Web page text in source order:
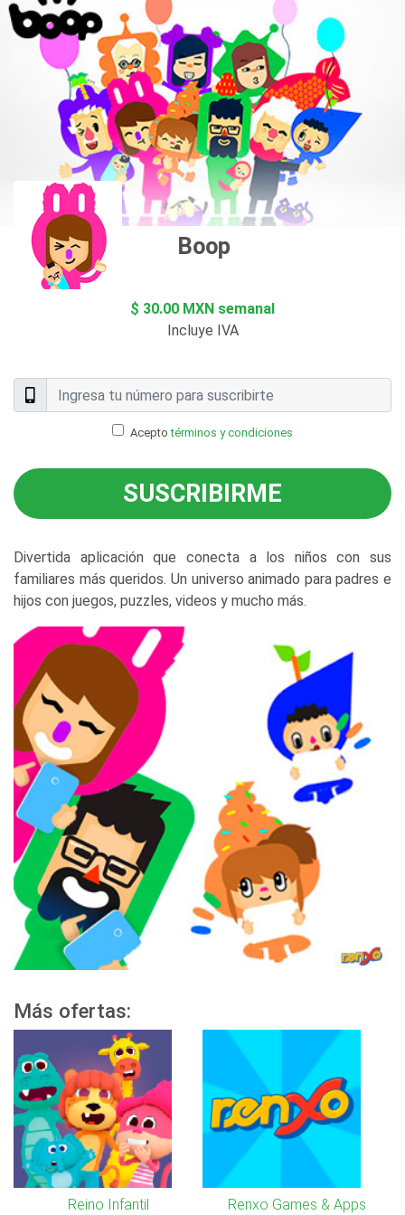
Boop Kids
$ 30.00 MXN semanal
Incluye IVA
Aceptotérminos y condiciones
SUSCRIBIRME
Divertida aplicación que conecta a los niños con sus
familiares más queridos. Un universo animado para padres e
hijos con juegos, puzzles, videos y mucho más.
Más ofertas:
Reino Infantil Renxo Games & Apps